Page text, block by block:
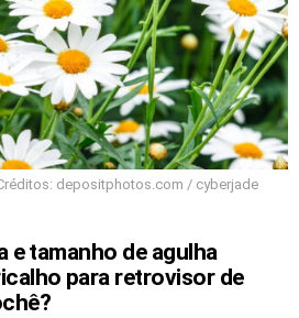
depositphotos.com / cyberjade
e tamanho de agulha
para retrovisor de